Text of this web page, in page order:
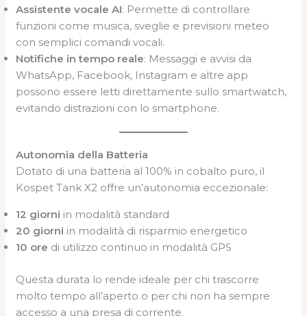
Assistente vocale AI: Permette di controllare
funzioni come musica, sveglie e previsioni meteo
con semplici comandi vocali.
Notifiche in tempo reale: Messaggi e avvisi da
WhatsApp, Facebook, Instagram e altre app
possono essere letti direttamente sullo smartwatch,
evitando distrazioni con lo smartphone.
Autonomia della Batteria
Dotato di una batteria al 100% in cobalto puro, il
Kospet Tank X2 offre un’autonomia eccezionale:
12 giorni in modalità standard
20 giorni in modalità di risparmio energetico
10 ore di utilizzo continuo in modalità GPS
Questa durata lo rende ideale per chi trascorre
molto tempo all’aperto o per chi non ha sempre
accesso a una presa di corrente.